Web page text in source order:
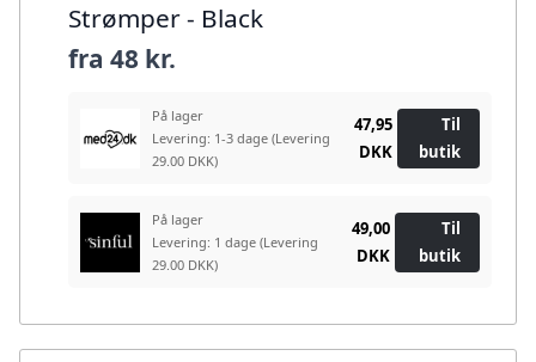
Strømper - Black
fra 48 kr.
På lager
Levering: 1-3 dage (Levering
29.00 DKK)
47,95
DKK
Til
butik
På lager
Levering: 1 dage (Levering
29.00 DKK)
49,00
DKK
Til
butik